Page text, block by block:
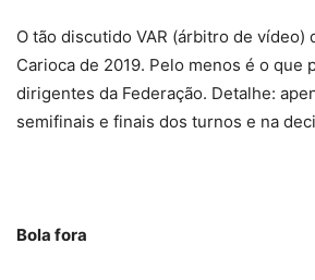
O tão discutido VAR (árbitro de vídeo)
Carioca de 2019. Pelo menos é o que
dirigentes da Federação. Detalhe:
semifinais e finais dos turnos e na
Bola fora